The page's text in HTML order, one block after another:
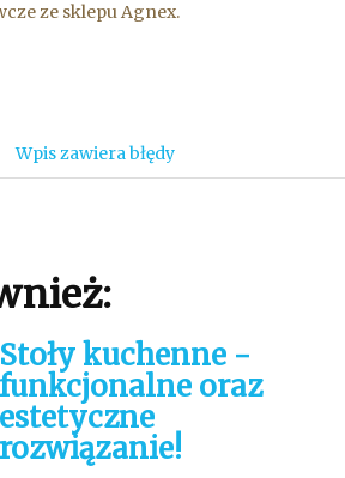
ze sklepu Agnex.
Wpis zawiera błędy
Stoły kuchenne -
funkcjonalne oraz
estetyczne
rozwiązanie!